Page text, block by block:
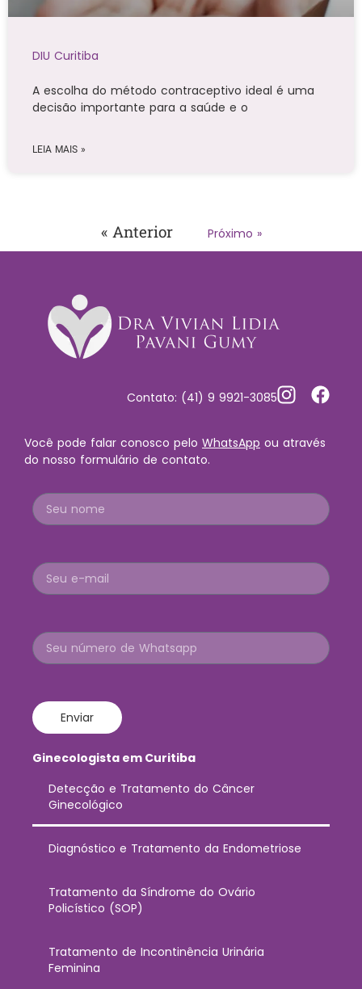
DIU Curitiba
A escolha do método contraceptivo ideal é uma
decisão importante para a saúde e o
LEIA MAIS »
« Anterior Próximo »
Contato: (41) 9 9921-3085
Você pode falar conosco pelo WhatsApp ou através
do nosso formulário de contato.
Enviar
Ginecologista em Curitiba
Detecção e Tratamento do Câncer
Ginecológico
Diagnóstico e Tratamento da Endometriose
Tratamento da Síndrome do Ovário
Policístico (SOP)
Tratamento de Incontinência Urinária
Feminina